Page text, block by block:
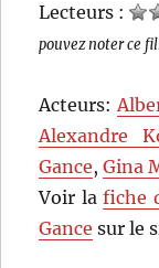
Lecteurs :
pouvez noter ce
Acteurs:
Alexandre
Gance,Gina
Voir lafiche
Gance sur le